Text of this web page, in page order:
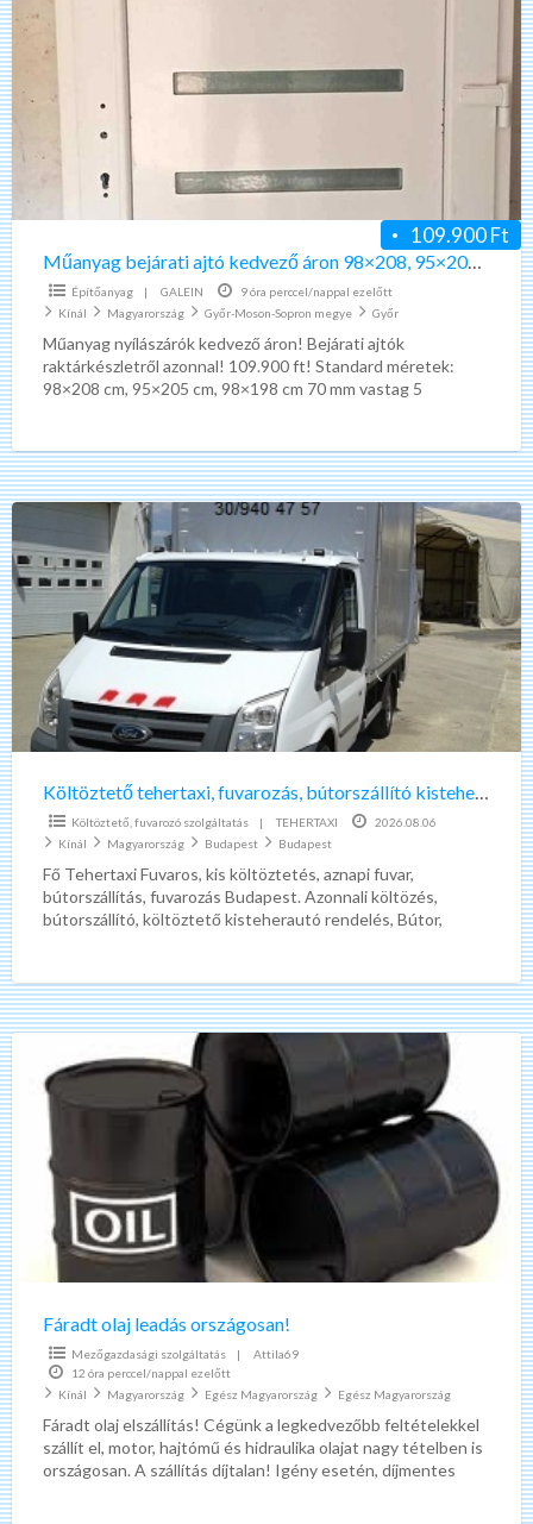
bejárati
ajtó
kedvező
áron
98×208,
95×205,
98×198
cm
méretben
109.900 Ft
Műanyag bejárati ajtó kedvező áron 98×208, 95×205, 98×198 cm méretben
Építőanyag | GALEIN
9 óra perccel/nappal ezelőtt
Kínál
Magyarország Győr-Moson-Sopron megye Győr
Műanyag nyílászárók kedvező áron! Bejárati ajtók
raktárkészletről azonnal! 109.900 ft! Standard méretek:
98×208 cm, 95×205 cm, 98×198 cm 70 mm vastag 5
Költöztető
tehertaxi,
fuvarozás,
bútorszállító
kisteherautó
akár
most!
Költöztető tehertaxi, fuvarozás, bútorszállító kisteherautó akár most!
Költöztető, fuvarozó szolgáltatás | TEHERTAXI
2026.08.06
Kínál
Magyarország Budapest Budapest
Fő Tehertaxi Fuvaros, kis költöztetés, aznapi fuvar,
bútorszállítás, fuvarozás Budapest. Azonnali költözés,
bútorszállító, költöztető kisteherautó rendelés, Bútor,
Fáradt
olaj
leadás
országosan!
Fáradt olaj leadás országosan!
Mezőgazdasági szolgáltatás |
Attila69
12 óra perccel/nappal ezelőtt
Kínál
Magyarország Egész Magyarország Egész Magyarország
Fáradt olaj elszállítás! Cégünk a legkedvezőbb feltételekkel
szállít el, motor, hajtómű és hidraulika olajat nagy tételben is
országosan. A szállítás díjtalan! Igény esetén, díjmentes